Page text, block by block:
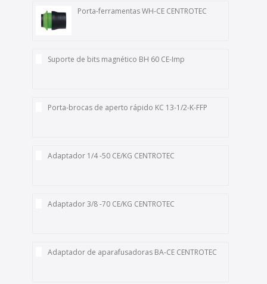
Porta-ferramentas WH-CE CENTROTEC
Suporte de bits magnético BH 60 CE-Imp
Porta-brocas de aperto rápido KC 13-1/2-K-FFP
Adaptador 1/4 -50 CE/KG CENTROTEC
Adaptador 3/8 -70 CE/KG CENTROTEC
Adaptador de aparafusadoras BA-CE CENTROTEC